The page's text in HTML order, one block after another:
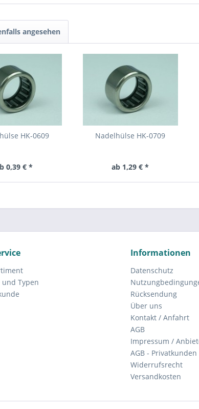
angesehen
HK-0609
0,39 € *
Nadelhülse HK-0709
ab 1,29 € *
und Typen
Informationen
Datenschutz
Rücksendung
Über uns
Kontakt / Anfahrt
AGB
Impressum /
AGB - Privatkunden
Widerrufsrecht
Versandkosten